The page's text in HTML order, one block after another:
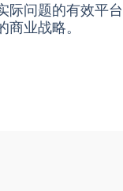
际问题的有效平
业战略。